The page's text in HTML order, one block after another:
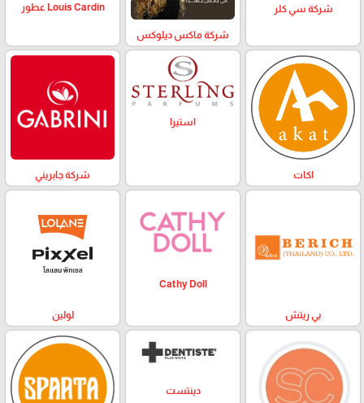
شركة سي كلر
شركة ماكس ديلوكس
Louis Cardin عطور
اكات
استيرا
شركة جابريني
بي ريتش
Cathy Doll
لولين
دينتست